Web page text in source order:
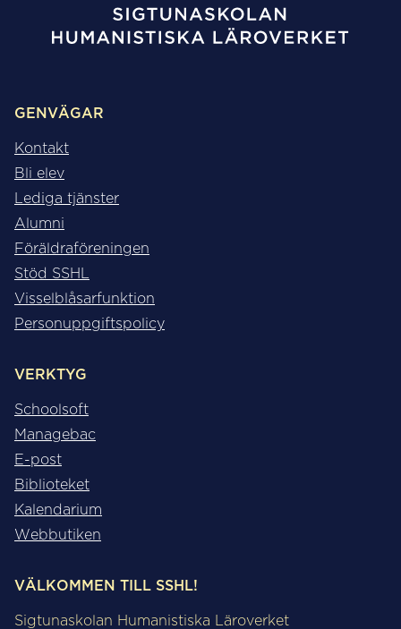
GENVÄGAR
Kontakt
Bli elev
Lediga tjänster
Alumni
Föräldraföreningen
Stöd SSHL
Visselblåsarfunktion
Personuppgiftspolicy
VERKTYG
Schoolsoft
Managebac
E-post
Biblioteket
Kalendarium
Webbutiken
VÄLKOMMEN TILL SSHL!
Sigtunaskolan Humanistiska Läroverket